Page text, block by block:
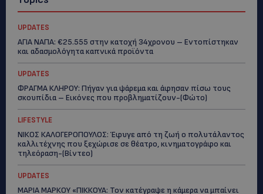
UPDATES
ΑΓΙΑ ΝΑΠΑ: €25.555 στην κατοχή 34χρονου – Εντοπίστηκαν
και αδασμολόγητα καπνικά προϊόντα
UPDATES
ΦΡΑΓΜΑ ΚΛΗΡΟΥ: Πήγαν για ψάρεμα και άφησαν πίσω τους
σκουπίδια – Εικόνες που προβληματίζουν-(Φώτο)
LIFESTYLE
ΝΙΚΟΣ ΚΑΛΟΓΕΡΟΠΟΥΛΟΣ: Έφυγε από τη ζωή ο πολυτάλαντος
καλλιτέχνης που ξεχώρισε σε θέατρο, κινηματογράφο και
τηλεόραση-(Bίντεο)
UPDATES
ΜΑΡΙΑ ΜΑΡΚΟΥ «ΠΙΚΚΟΥΑ: Τον κατέγραψε η κάμερα να μπαίνει